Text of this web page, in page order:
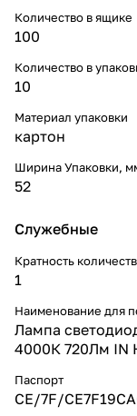
Количество в ящике
100
Количество в
10
Материал упаковки
картон
Ширина Упаковки,
52
Служебные
Кратность
1
Наименование для
Лампа
4000К 720Лм IN
Паспорт
CE/7F/